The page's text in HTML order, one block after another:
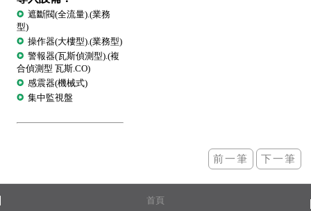
遮斷閥(全流量).(業務
型)
操作器(大樓型).(業務型)
警報器(瓦斯偵測型).(複
合偵測型 瓦斯.CO)
感震器(機械式)
集中監視盤
首頁